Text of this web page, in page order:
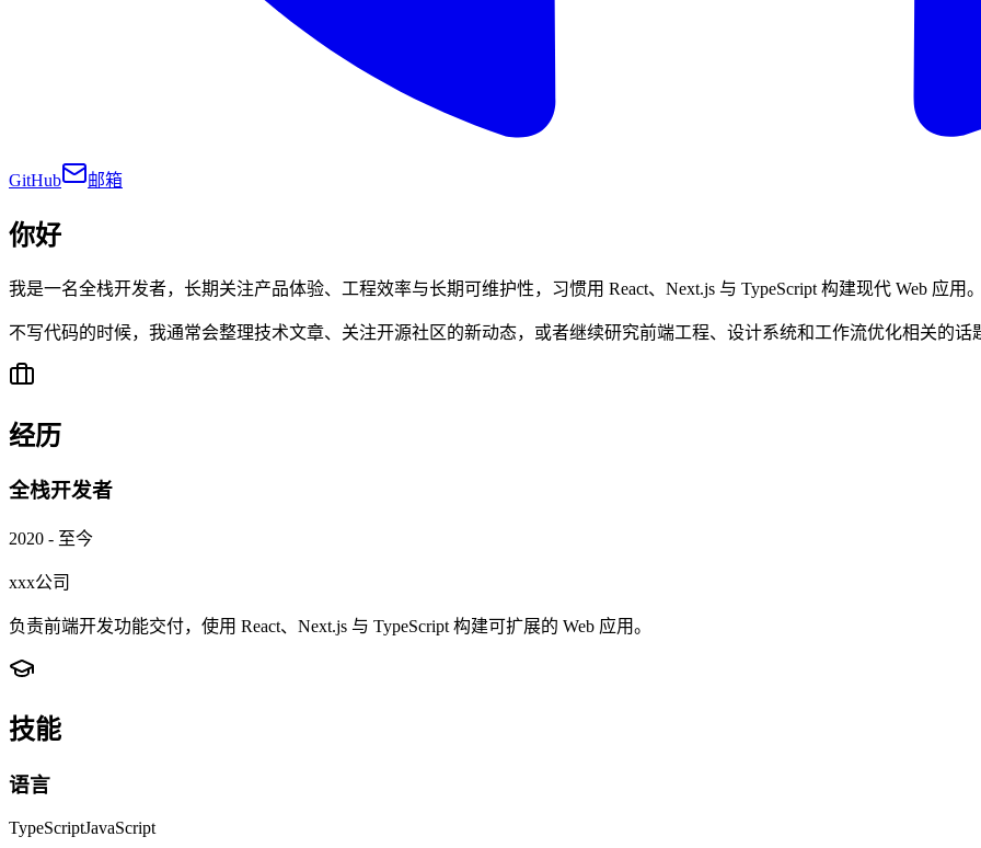
GitHub 邮箱
你好
我是一名全栈开发者，长期关注产品体验、工程效率与长期可维护性，习惯用 React、Next.js 与 TypeScript 构建现代 Web 应用
不写代码的时候，我通常会整理技术文章、关注开源社区的新动态，或者继续研究前端工程、设计系统和工作流优化相关的话
经历
全栈开发者
2020 - 至今
xxx公司
负责前端开发功能交付，使用 React、Next.js 与 TypeScript 构建可扩展的 Web 应用。
技能
语言
TypeScriptJavaScript